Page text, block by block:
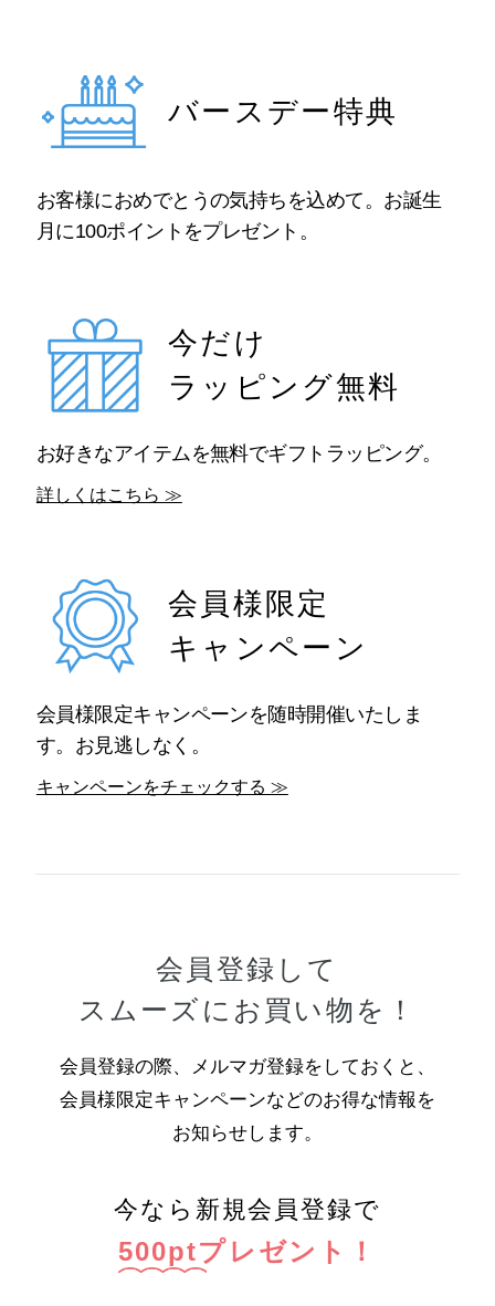
バースデー特典
お客様におめでとうの気持ちを込めて。お誕生
月に100ポイントをプレゼント。
今だけ
ラッピング無料
お好きなアイテムを無料でギフトラッピング。
詳しくはこちら ≫
会員様限定
キャンペーン
会員様限定キャンペーンを随時開催いたしま
す。お見逃しなく。
キャンペーンをチェックする ≫
会員登録して
スムーズにお買い物を！
会員登録の際、メルマガ登録をしておくと、
会員様限定キャンペーンなどのお得な情報を
お知らせします。
今なら新規会員登録で
500ptプレゼント！